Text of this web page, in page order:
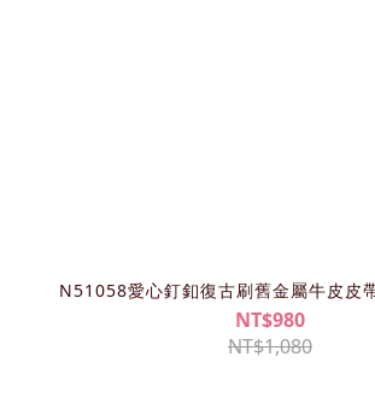
N51058愛心釘釦復古刷舊金屬牛皮皮
NT$980
NT$1,080